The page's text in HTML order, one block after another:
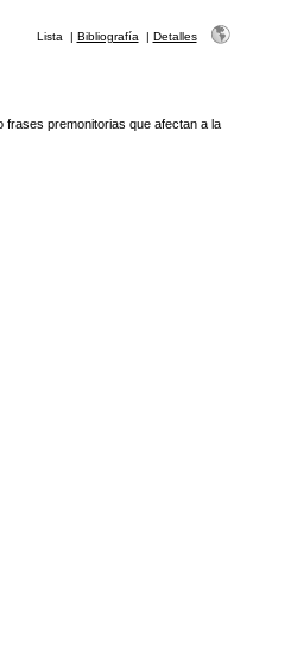
Lista | Bibliografía | Detalles
premonitorias que afectan a la